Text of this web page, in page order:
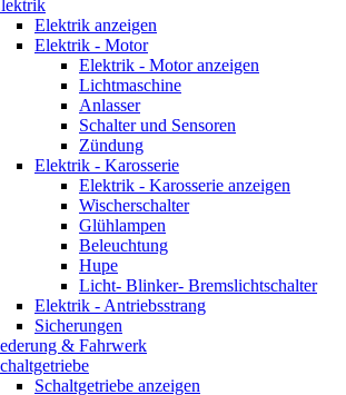
Elektrik anzeigen
Elektrik - Motor
Elektrik - Motor anzeigen
Lichtmaschine
Anlasser
Schalter und Sensoren
Zündung
Elektrik - Karosserie
Elektrik - Karosserie anzeigen
Wischerschalter
Glühlampen
Beleuchtung
Hupe
Licht- Blinker- Bremslichtschalter
Elektrik - Antriebsstrang
Sicherungen
& Fahrwerk
Schaltgetriebe anzeigen